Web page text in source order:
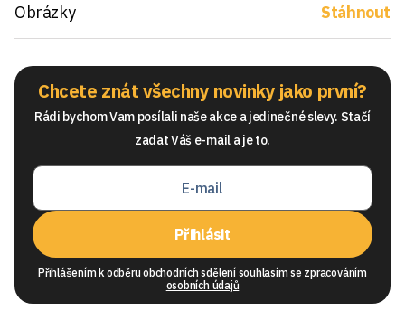
Obrázky Stáhnout
Chcete znát všechny novinky jako první?
Rádi bychom Vam posílali naše akce a jedinečné slevy. Stačí
zadat Váš e-mail a je to.
Přihlásit
Přihlášením k odběru obchodních sdělení souhlasím se zpracováním
osobních údajů